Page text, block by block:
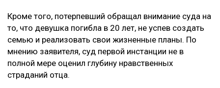
Кроме того, потерпевший обращал внимание суда на
то, что девушка погибла в 20 лет, не успев создать
семью и реализовать свои жизненные планы. По
мнению заявителя, суд первой инстанции не в
полной мере оценил глубину нравственных
страданий отца.